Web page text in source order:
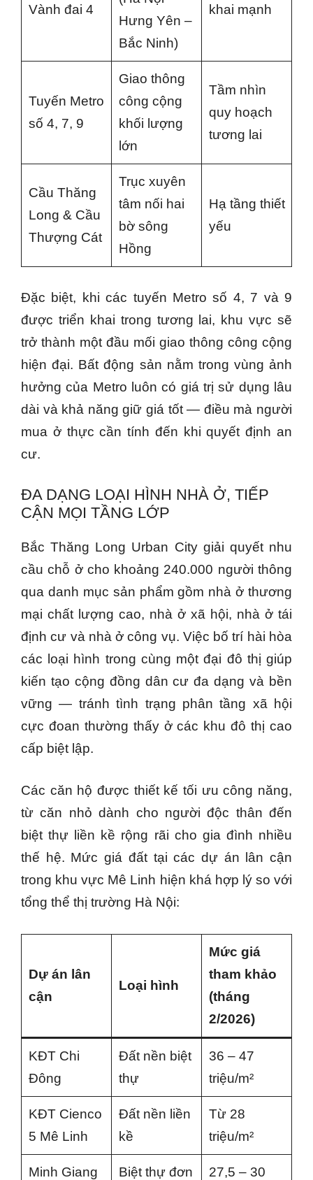
Vành đai 4
Hưng Yên –
Bắc Ninh)
khai mạnh
Tuyến Metro
số 4, 7, 9
Giao thông
công cộng
khối lượng
lớn
Tầm nhìn
quy hoạch
tương lai
Cầu Thăng
Long & Cầu
Thượng Cát
Trục xuyên
tâm nối hai
bờ sông
Hồng
Hạ tầng thiết
yếu
Đặc biệt, khi các tuyến Metro số 4, 7 và 9
được triển khai trong tương lai, khu vực sẽ
trở thành một đầu mối giao thông công cộng
hiện đại. Bất động sản nằm trong vùng ảnh
hưởng của Metro luôn có giá trị sử dụng lâu
dài và khả năng giữ giá tốt — điều mà người
mua ở thực cần tính đến khi quyết định an
cư.
ĐA DẠNG LOẠI HÌNH NHÀ Ở, TIẾP
CẬN MỌI TẦNG LỚP
Bắc Thăng Long Urban City giải quyết nhu
cầu chỗ ở cho khoảng 240.000 người thông
qua danh mục sản phẩm gồm nhà ở thương
mại chất lượng cao, nhà ở xã hội, nhà ở tái
định cư và nhà ở công vụ. Việc bố trí hài hòa
các loại hình trong cùng một đại đô thị giúp
kiến tạo cộng đồng dân cư đa dạng và bền
vững — tránh tình trạng phân tầng xã hội
cực đoan thường thấy ở các khu đô thị cao
cấp biệt lập.
Các căn hộ được thiết kế tối ưu công năng,
từ căn nhỏ dành cho người độc thân đến
biệt thự liền kề rộng rãi cho gia đình nhiều
thế hệ. Mức giá đất tại các dự án lân cận
trong khu vực Mê Linh hiện khá hợp lý so với
tổng thể thị trường Hà Nội:
Dự án lân
cận
Loại hình
Mức giá
tham khảo
(tháng
2/2026)
KĐT Chi
Đông
Đất nền biệt
thự
36 – 47
triệu/m²
KĐT Cienco
5 Mê Linh
Đất nền liền
kề
Từ 28
triệu/m²
Minh Giang
Biệt thự đơn
27,5 – 30